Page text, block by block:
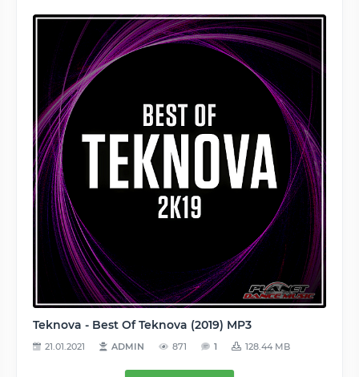
Teknova - Best Of Teknova (2019) MP3
21.01.2021 ADMIN 871 1 128.44 MB